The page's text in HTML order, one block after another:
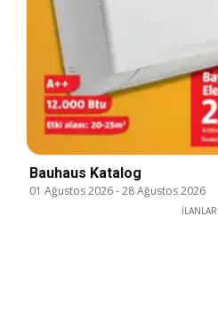
Bauhaus Katalog
01 Ağustos 2026-28 Ağustos 2026
İLANLAR